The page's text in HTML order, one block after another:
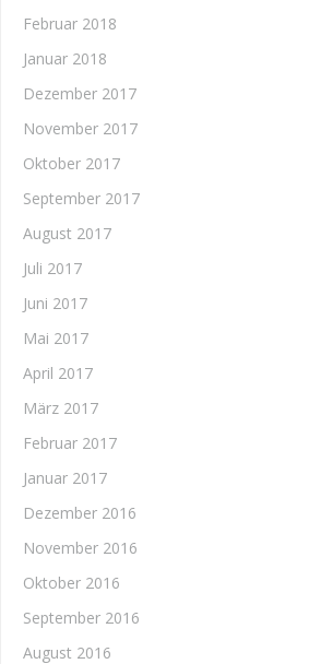
Februar 2018
Januar 2018
Dezember 2017
November 2017
Oktober 2017
September 2017
August 2017
Juli 2017
Juni 2017
Mai 2017
April 2017
März 2017
Februar 2017
Januar 2017
Dezember 2016
November 2016
Oktober 2016
September 2016
August 2016